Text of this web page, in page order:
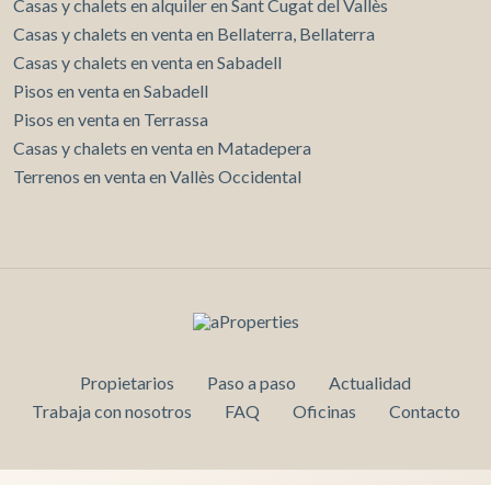
Casas y chalets en alquiler en Sant Cugat del Vallès
Casas y chalets en venta en Bellaterra, Bellaterra
Casas y chalets en venta en Sabadell
Pisos en venta en Sabadell
Pisos en venta en Terrassa
Casas y chalets en venta en Matadepera
Terrenos en venta en Vallès Occidental
Propietarios Paso a paso
Actualidad
Trabaja con nosotros
FAQ Oficinas Contacto